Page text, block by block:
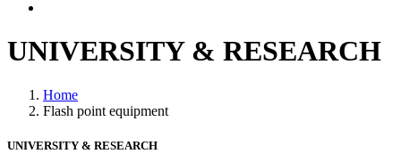
UNIVERSITY & RESEARCH
Home
Flash point equipment
UNIVERSITY & RESEARCH